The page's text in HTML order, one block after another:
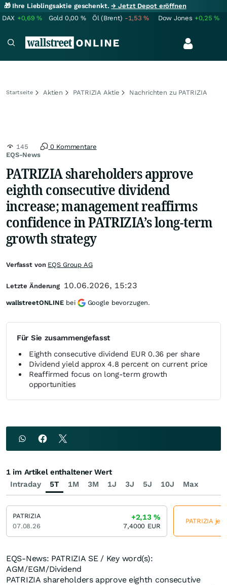
🎁 Ihre Lieblingsaktie geschenkt.→ Jetzt Depot eröffnen
DAX +0,69% Gold 0,00 % Öl (Brent) -1,53% Dow Jones +0,25%
Startseite Aktien PATRIZIA Aktie Nachrichten zu PATRIZIA
EQS-News
145 0 Kommentare
PATRIZIA shareholders approve
eighth consecutive dividend
increase; management reaffirms
confidence in PATRIZIA’s long-term
growth strategy
Für Sie zusammengefasst
Eighth consecutive dividend EUR 0.36 per share
Dividend yield approx 4.8 percent on current price
Reaffirmed focus on long-term growth
opportunities
EQS-News: PATRIZIA SE / Key word(s):
AGM/EGM/Dividend
PATRIZIA shareholders approve eighth consecutive
Verfasst von EQS Group AG
Letzte Änderung 10.06.2026, 15:23
wallstreetONLINE bei Google bevorzugen.
Intraday 5T 1M 3M 1J 3J 5J 10J Max
1 im Artikel enthaltener Wert
PATRIZIA
07.08.26
+2,13%
7,4000 EUR
PATRIZIA